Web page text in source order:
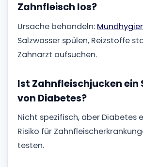
Zahnfleisch los?
Ursache behandeln:
Salzwasser spülen, Reizstoffe
Zahnarzt aufsuchen.
Ist Zahnfleischjucken ein
von Diabetes?
Nicht spezifisch, aber Diabetes
Risiko für
testen.